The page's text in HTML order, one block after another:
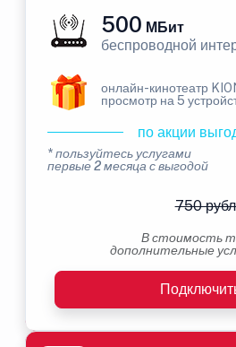
500 МБит
беспроводной
онлайн-кинотеатр
просмотр на 5
по акции
* пользуйтесь услугами
первые 2 месяца с выгодой
750
В стоимость
дополнительные